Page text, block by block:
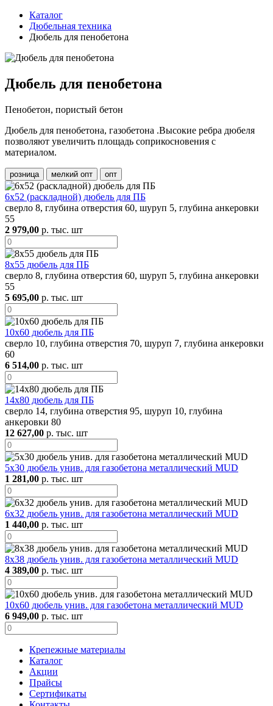
Каталог
Дюбельная техника
Дюбель для пенобетона
Дюбель для пенобетона
Пенобетон, пористый бетон
Дюбель для пенобетона, газобетона .Высокие ребра дюбеля
позволяют увеличить площадь соприкосновения с
материалом.
розница мелкий опт опт
6х52 (раскладной) дюбель для ПБ
сверло 8, глубина отверстия 60, шуруп 5, глубина анкеровки
55
2 979,00 р. тыс. шт
8х55 дюбель для ПБ
сверло 8, глубина отверстия 60, шуруп 5, глубина анкеровки
55
5 695,00 р. тыс. шт
10х60 дюбель для ПБ
сверло 10, глубина отверстия 70, шуруп 7, глубина анкеровки
60
6 514,00 р. тыс. шт
14х80 дюбель для ПБ
сверло 14, глубина отверстия 95, шуруп 10, глубина
анкеровки 80
12 627,00 р. тыс. шт
5х30 дюбель унив. для газобетона металлический MUD
1 281,00 р. тыс. шт
6х32 дюбель унив. для газобетона металлический MUD
1 440,00 р. тыс. шт
8х38 дюбель унив. для газобетона металлический MUD
4 389,00 р. тыс. шт
10х60 дюбель унив. для газобетона металлический MUD
6 949,00 р. тыс. шт
Крепежные материалы
Каталог
Акции
Прайсы
Сертификаты